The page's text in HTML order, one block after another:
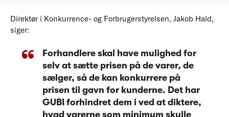
Direktør i Konkurrence- og Forbrugerstyrelsen, Jakob Hald,
siger:
Forhandlere skal have mulighed for
selv at sætte prisen på de varer, de
sælger, så de kan konkurrere på
prisen til gavn for kunderne. Det har
GUBI forhindret dem i ved at diktere,
hvad varerne som minimum skulle